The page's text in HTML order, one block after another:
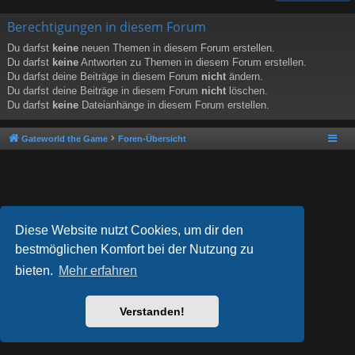
Diese Website nutzt Cookies, um dir den
bestmöglichen Komfort bei der Nutzung zu
bieten. Mehr erfahren
Verstanden!
Berechtigungen in diesem Forum
Du darfst keine neuen Themen in diesem Forum erstellen.
Du darfst keine Antworten zu Themen in diesem Forum erstellen.
Du darfst deine Beiträge in diesem Forum nicht ändern.
Du darfst deine Beiträge in diesem Forum nicht löschen.
Du darfst keine Dateianhänge in diesem Forum erstellen.
Gateworld the Game Foren-Übersicht
Powered byphpBB
Deutsche Übersetzung durchphpBB.de
Datenschutz|Nutzungsbedingungen